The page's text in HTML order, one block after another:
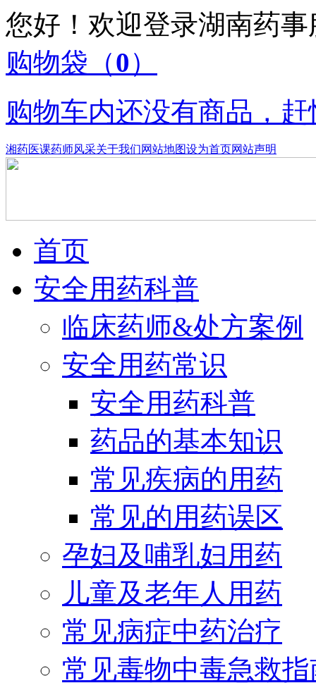
您好！欢迎登录湖南药
购物袋 （0）
购物车内还没有商品，
湘药医课药师风采关于我们网站地图设为首页网站声明
首页
安全用药科普
临床药师&处方案例
安全用药常识
安全用药科普
药品的基本知识
常见疾病的用药
常见的用药误区
孕妇及哺乳妇用药
儿童及老年人用药
常见病症中药治疗
常见毒物中毒急救指